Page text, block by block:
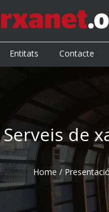
Entitats Contacte
de
Home /